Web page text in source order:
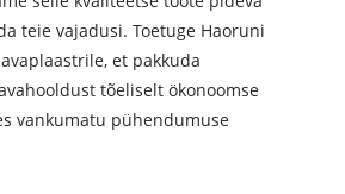
teie vajadusi. Toetuge Haoruni
et pakkuda
tõeliselt ökonoomse
vankumatu pühendumuse